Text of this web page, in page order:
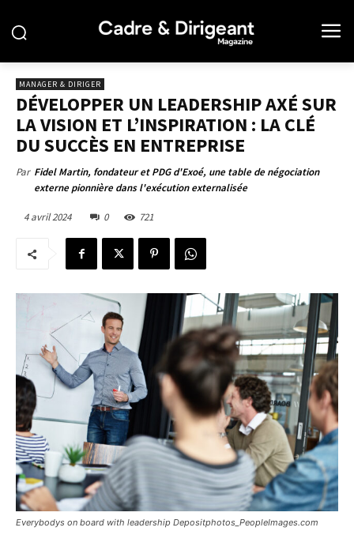
MANAGER & DIRIGER
DÉVELOPPER UN LEADERSHIP AXÉ SUR
LA VISION ET L’INSPIRATION : LA CLÉ
DU SUCCÈS EN ENTREPRISE
Par Fidel Martin, fondateur et PDG d'Exoé, une table de négociation
externe pionnière dans l'exécution externalisée
4 avril 2024 0 721
Everybodys on board with leadership Depositphotos_PeopleImages.com